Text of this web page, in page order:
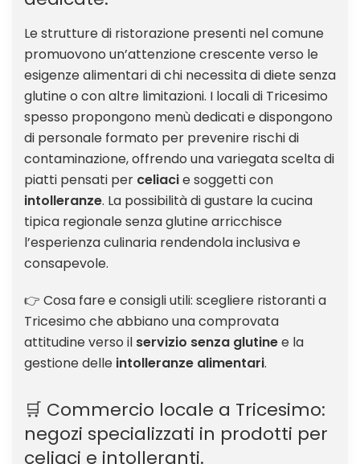
Le strutture di ristorazione presenti nel comune
promuovono un’attenzione crescente verso le
esigenze alimentari di chi necessita di diete senza
glutine o con altre limitazioni. I locali di Tricesimo
spesso propongono menù dedicati e dispongono
di personale formato per prevenire rischi di
contaminazione, offrendo una variegata scelta di
piatti pensati per celiacie soggetti con
intolleranze. La possibilità di gustare la cucina
tipica regionale senza glutine arricchisce
l’esperienza culinaria rendendola inclusiva e
consapevole.
👉 Cosa fare e consigli utili: scegliere ristoranti a
Tricesimo che abbiano una comprovata
attitudine verso il servizio senza glutinee la
gestione delle intolleranze alimentari.
🛒 Commercio locale a Tricesimo:
negozi specializzati in prodotti per
celiaci e intolleranti.